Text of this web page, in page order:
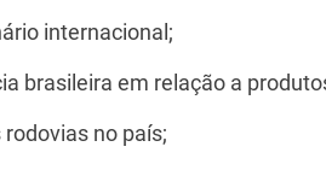
internacional;
brasileira em relação a
no país;